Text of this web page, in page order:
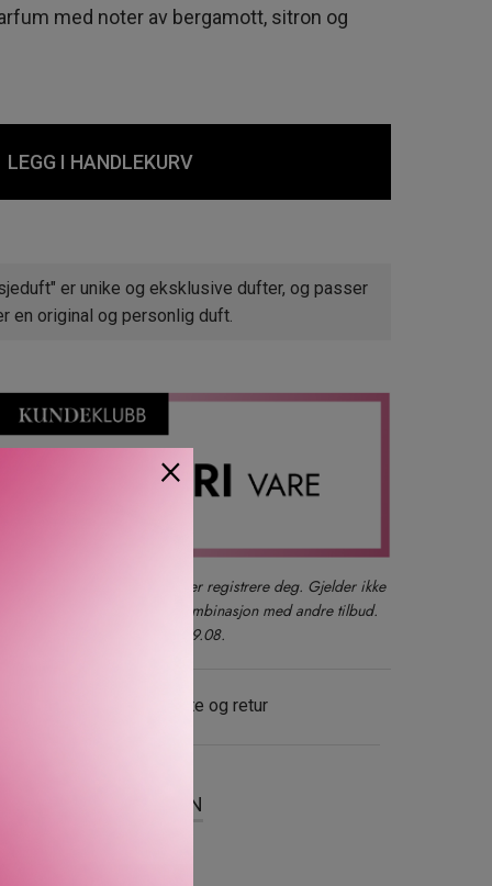
med noter av bergamott, sitron og
LEGG I HANDLEKURV
er unike og eksklusive dufter, og passer
en original og personlig duft.
der du også kan logge inn eller registrere deg. Gjelder ikke
produkter, gavesett eller i kombinasjon med andre tilbud.
ett kjøp per kunde t.o.m. 09.08.
Gratis bytte og retur
OM MERKEVAREN
Blend hedrer den
×